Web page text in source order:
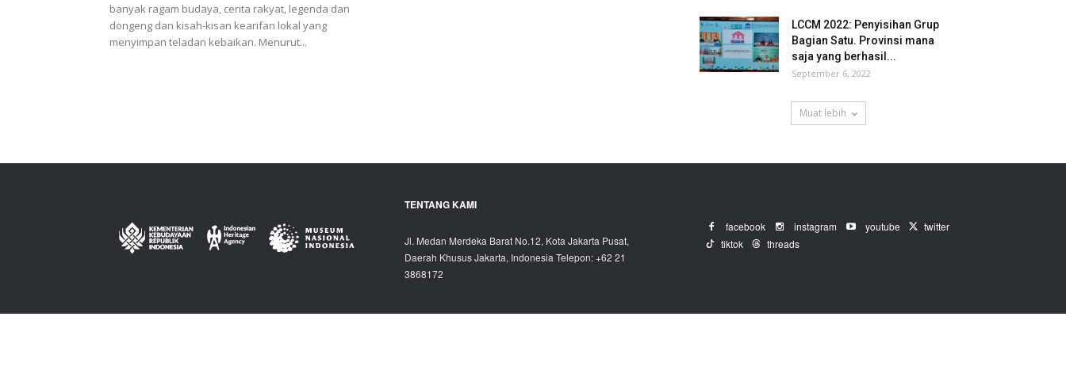
banyak ragam budaya, cerita rakyat, legenda dan
dongeng dan kisah-kisan kearifan lokal yang
menyimpan teladan kebaikan. Menurut...
LCCM 2022: Penyisihan Grup
Bagian Satu. Provinsi mana
saja yang berhasil...
September 6, 2022
Muat lebih
TENTANG KAMI
Jl. Medan Merdeka Barat No.12, Kota Jakarta Pusat,
Daerah Khusus Jakarta, Indonesia Telepon: +62 21
3868172
facebook instagram youtube
twitter
tiktok
threads